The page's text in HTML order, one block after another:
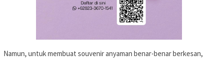
Namun, untuk membuat souvenir anyaman benar-benar berkesan,